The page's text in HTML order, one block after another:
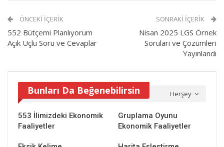
ÖNCEKI İÇERIK
552 Bütçemi Planlıyorum
Açık Uçlu Soru ve Cevaplar
SONRAKI İÇERIK
Nisan 2025 LGS Örnek
Soruları ve Çözümleri
Yayınlandı
Herşey
Bunları Da Beğenebilirsin
553 İlimizdeki Ekonomik
Faaliyetler
Gruplama Oyunu
Ekonomik Faaliyetler